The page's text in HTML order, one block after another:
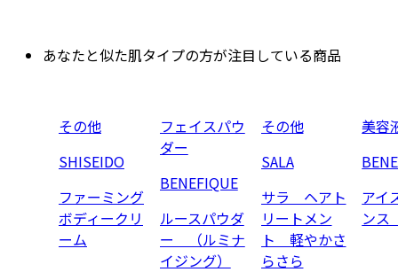
あなたと似た肌タイプの方が注目している商品
その他
SHISEIDO
ファーミング
ボディークリ
ーム
フェイスパウ
ダー
BENEFIQUE
ルースパウダ
ー （ルミナ
イジング）
その他
SALA
サラ ヘアト
リートメン
ト 軽やかさ
らさら
美容
アイ
ン